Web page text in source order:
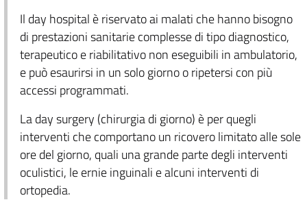
Il day hospital è riservato ai malati che hanno bisogno
di prestazioni sanitarie complesse di tipo diagnostico,
terapeutico e riabilitativo non eseguibili in ambulatorio,
e può esaurirsi in un solo giorno o ripetersi con più
accessi programmati.
La day surgery (chirurgia di giorno) è per quegli
interventi che comportano un ricovero limitato alle sole
ore del giorno, quali una grande parte degli interventi
oculistici, le ernie inguinali e alcuni interventi di
ortopedia.